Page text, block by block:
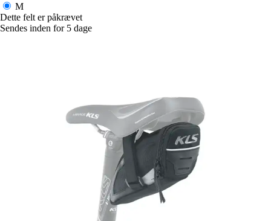
M
Dette felt er påkrævet
Sendes inden for 5 dage